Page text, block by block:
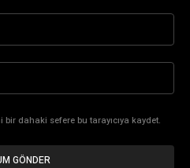
dahaki sefere bu tarayıcıya kaydet.